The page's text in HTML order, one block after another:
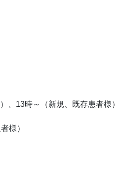
13時～（新規、既存患者様）
）